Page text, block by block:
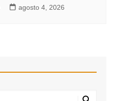
agosto 4, 2026